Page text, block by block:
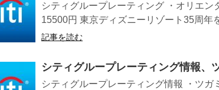
シティグループレーティング ・オリエ
15500円 東京ディズニーリゾート35周年
記事を読む
シティグループレーティング情報、
シティグループレーティング情報 ・ツ